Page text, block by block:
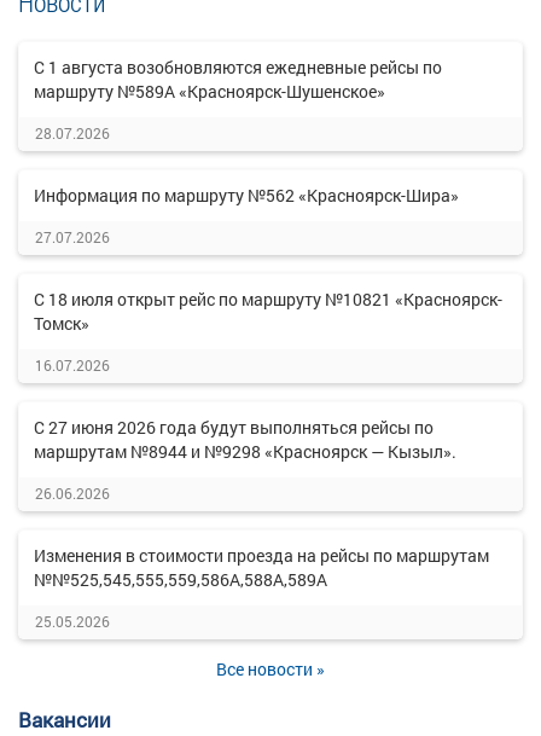
С 1 августа возобновляются ежедневные рейсы по
маршруту №589А «Красноярск-Шушенское»
28.07.2026
Информация по маршруту №562 «Красноярск-Шира»
27.07.2026
С 18 июля открыт рейс по маршруту №10821 «Красноярск-
Томск»
16.07.2026
С 27 июня 2026 года будут выполняться рейсы по
маршрутам №8944 и №9298 «Красноярск — Кызыл».
26.06.2026
Изменения в стоимости проезда на рейсы по маршрутам
№№525,545,555,559,586А,588А,589А
25.05.2026
Все новости »
Вакансии